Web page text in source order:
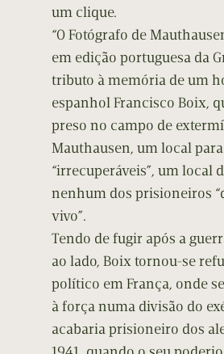
um clique.
“O Fotógrafo de
em edição portuguesa da
tributo à memória de um
espanhol Francisco Boix,
preso no campo de
Mauthausen, um local
“irrecuperáveis”, um local
nenhum dos prisioneiros
vivo”.
Tendo de fugir após a
ao lado, Boix tornou-se
político em França, onde
à força numa divisão do
acabaria prisioneiro dos